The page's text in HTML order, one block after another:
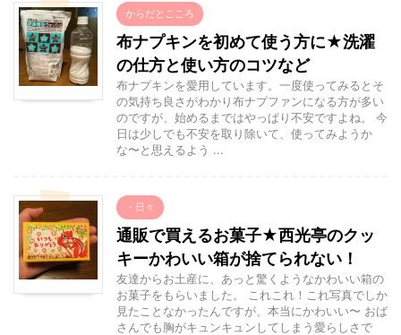
からだとこころ
布ナプキンを初めて使う方に★洗濯
の仕方と使い方のコツなど
布ナプキンを愛用しています。一度使ってみるとそ
の気持ち良さがわかり布ナプファンになる方が多い
のですが、始めるまではやっぱり不安ですよね。 今
日は少しでも不安を取り除いて、使ってみようか
な〜と思えるよう ...
・日々
通販で買えるお菓子★西光亭のクッ
キーかわいい箱が捨てられない！
友達からお土産に、あっと驚くようなかわいい箱の
お菓子をもらいました。 これこれ！これ写真でしか
見たことなかったんですが、本当にかわいい〜 おば
さんでも胸がキュンキュンしてしまう愛らしさで